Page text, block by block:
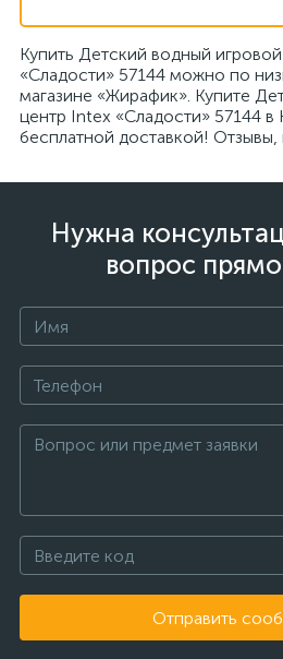
Купить Детский водный
«Сладости» 57144 можно по
магазине «Жирафик». Купите
центр Intex «Сладости» 57144 в
бесплатной доставкой! Отзывы,
Нужна
вопрос
Отправить